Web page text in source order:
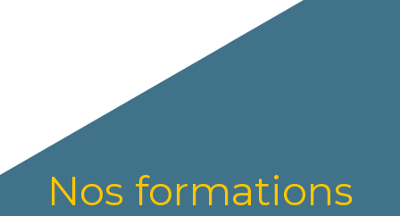
Nos formations